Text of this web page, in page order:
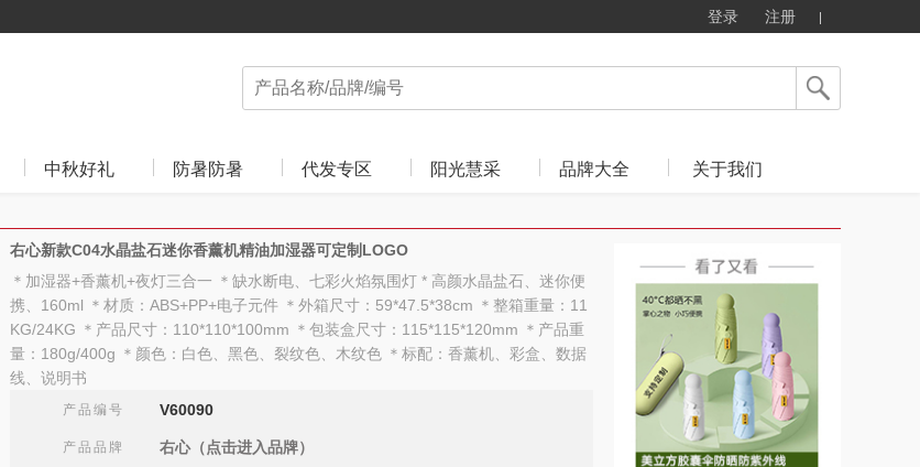
登录 注册
中秋好礼 防暑防暑 代发专区 阳光慧采 品牌大全 关于我们
右心新款C04水晶盐石迷你香薰机精油加湿器可定制LOGO
＊加湿器+香薰机+夜灯三合一 ＊缺水断电、七彩火焰氛围灯 * 高颜水晶盐石、迷你便
携、160ml ＊材质：ABS+PP+电子元件 ＊外箱尺寸：59*47.5*38cm ＊整箱重量：11
KG/24KG ＊产品尺寸：110*110*100mm ＊包装盒尺寸：115*115*120mm ＊产品重
量：180g/400g ＊颜色：白色、黑色、裂纹色、木纹色 ＊标配：香薰机、彩盒、数据
线、说明书
产品编号 V60090
产品品牌 右心（点击进入品牌）